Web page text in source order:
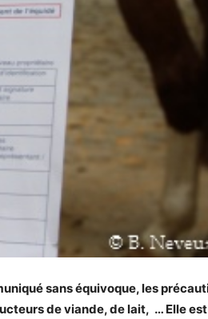
sans équivoque, les
de viande, de lait, … Elle est